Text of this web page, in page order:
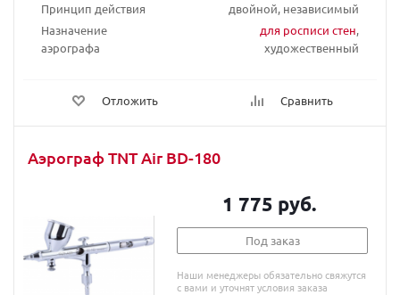
Принцип действия
двойной, независимый
Назначение
аэрографа
для росписи стен,
художественный
Отложить Сравнить
Аэрограф TNT Air BD-180
1 775 руб.
Под заказ
Наши менеджеры обязательно свяжутся
с вами и уточнят условия заказа